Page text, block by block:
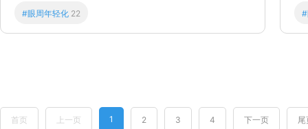
#眼周年轻化 22
首页 上一页 1 2 3 4 下一页 尾